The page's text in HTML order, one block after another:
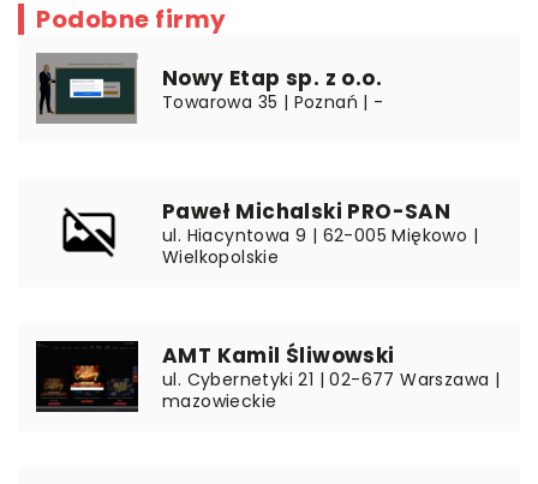
Podobne firmy
Nowy Etap sp. z o.o.
Towarowa 35 | Poznań | -
Paweł Michalski PRO-SAN
ul. Hiacyntowa 9 | 62-005 Miękowo |
Wielkopolskie
AMT Kamil Śliwowski
ul. Cybernetyki 21 | 02-677 Warszawa |
mazowieckie